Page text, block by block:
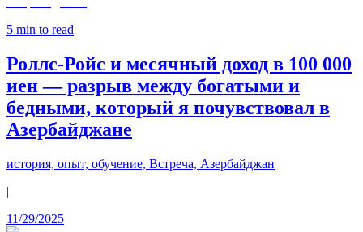
5 min to read
Роллс-Ройс и месячный доход в 100 000
иен — разрыв между богатыми и
бедными, который я почувствовал в
Азербайджане
история, опыт, обучение, Встреча, Азербайджан
|
11/29/2025